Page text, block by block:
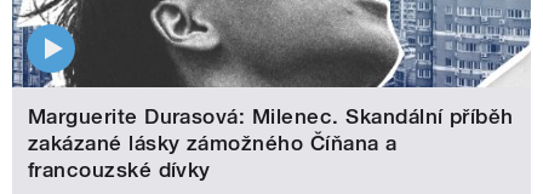
Marguerite Durasová: Milenec. Skandální příběh
zakázané lásky zámožného Číňana a
francouzské dívky